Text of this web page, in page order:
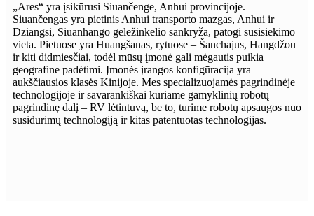
„Ares“ yra įsikūrusi Siuančenge, Anhui provincijoje.
Siuančengas yra pietinis Anhui transporto mazgas, Anhui ir
Dziangsi, Siuanhango geležinkelio sankryža, patogi susisiekimo
vieta. Pietuose yra Huangšanas, rytuose – Šanchajus, Hangdžou
ir kiti didmiesčiai, todėl mūsų įmonė gali mėgautis puikia
geografine padėtimi. Įmonės įrangos konfigūracija yra
aukščiausios klasės Kinijoje. Mes specializuojamės pagrindinėje
technologijoje ir savarankiškai kuriame gamyklinių robotų
pagrindinę dalį – RV lėtintuvą, be to, turime robotų apsaugos nuo
susidūrimų technologiją ir kitas patentuotas technologijas.